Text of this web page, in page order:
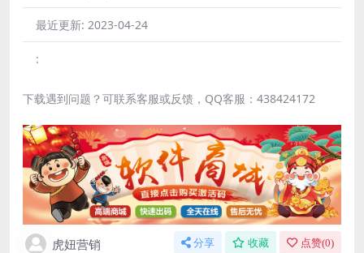
最近更新: 2023-04-24
:
下载遇到问题？可联系客服或反馈，QQ客服：438424172
虎妞营销 分享 收藏 点赞(0)